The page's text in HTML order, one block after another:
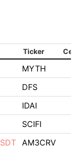
Ticker
MYTH
DFS
IDAI
SCIFI
AM3CRV